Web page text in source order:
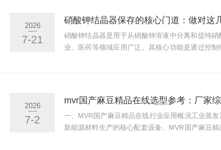
例、售后运维五大维度综合评判。本文结合行业
出的河北蜜桃麻豆WWW久久囤产精品免费化工
有稳定运行需求的企业提供选型参考。...
2026
7-21
硝酸钾结晶器是用于从硝酸钾溶液中分离和提纯
业、医药等领域应用广泛。其核心功能是通过控
结晶器和降温结晶器：蒸发结晶器通过加热使水
结晶器则通过降低溶液温度，利用溶解度下降实现
2026
7-2
一、MVR国产麻豆精品在线行业应用概况工业蒸
新能源材料生产的核心配套设备。MVR国产麻豆